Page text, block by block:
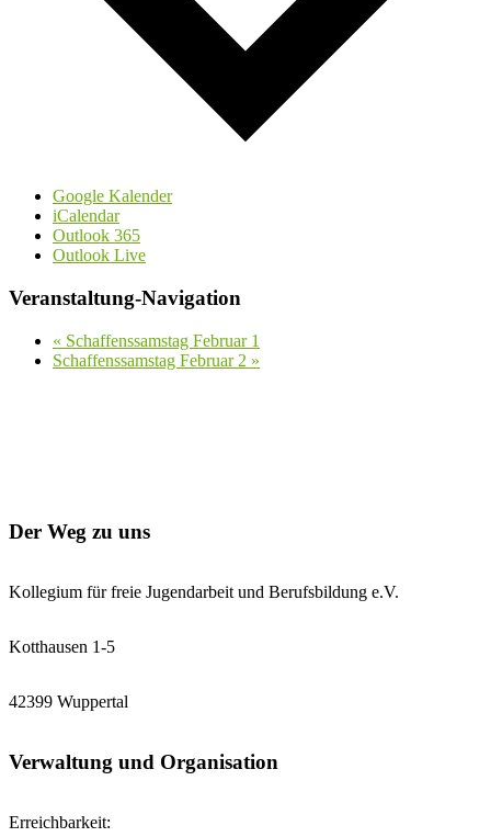
Google Kalender
iCalendar
Outlook 365
Outlook Live
Veranstaltung-Navigation
« Schaffenssamstag Februar 1
Schaffenssamstag Februar 2 »
Der Weg zu uns
Kollegium für freie Jugendarbeit und Berufsbildung e.V.
Kotthausen 1-5
42399 Wuppertal
Verwaltung und Organisation
Erreichbarkeit: